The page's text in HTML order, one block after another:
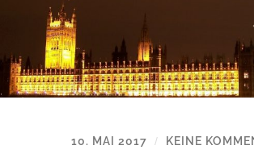
10. MAI 2017 / KEINE